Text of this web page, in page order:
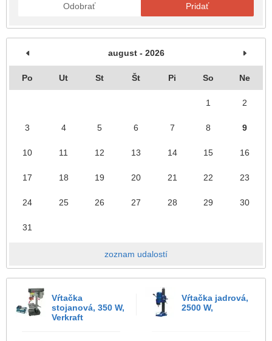
Odobrať Pridať
august - 2026
Po Ut St Št Pi So Ne
1 2
3 4 5 6 7 8 9
10 11 12 13 14 15 16
17 18 19 20 21 22 23
24 25 26 27 28 29 30
31
zoznam udalostí
Vŕtačka
stojanová, 350 W,
Verkraft
Vŕtačka jadrová,
2500 W,